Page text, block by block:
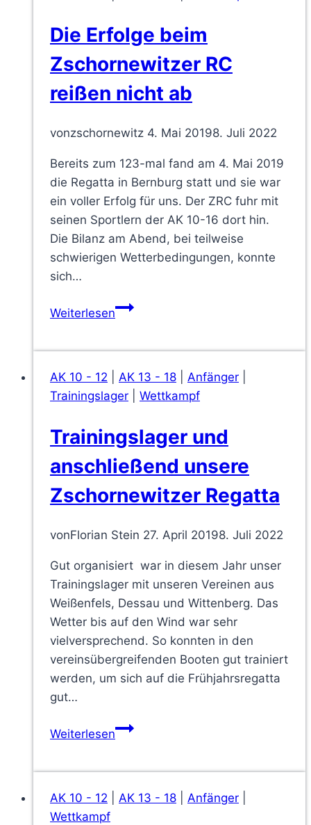
bis
in
Zschornewitz
Die Erfolge beim
Zschornewitzer RC
reißen nicht ab
vonzschornewitz 4. Mai 20198. Juli 2022
Bereits zum 123-mal fand am 4. Mai 2019
die Regatta in Bernburg statt und sie war
ein voller Erfolg für uns. Der ZRC fuhr mit
seinen Sportlern der AK 10-16 dort hin.
Die Bilanz am Abend, bei teilweise
schwierigen Wetterbedingungen, konnte
sich…
WeiterlesenDie
RC
reißen
ab
AK 10 - 12 AK 13 - 18 Anfänger
Trainingslager
Wettkampf
Trainingslager und
anschließend unsere
Zschornewitzer Regatta
vonFlorian Stein 27. April 20198. Juli 2022
Gut organisiert war in diesem Jahr unser
Trainingslager mit unseren Vereinen aus
Weißenfels, Dessau und Wittenberg. Das
Wetter bis auf den Wind war sehr
vielversprechend. So konnten in den
vereinsübergreifenden Booten gut trainiert
werden, um sich auf die Frühjahrsregatta
gut…
WeiterlesenTrainingslager
Zschornewitzer
AK 10 - 12 AK 13 - 18 Anfänger
Wettkampf